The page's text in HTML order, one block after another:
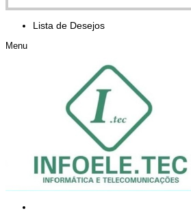
Lista de Desejos
Menu